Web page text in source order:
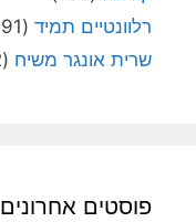
רלוונטיים תמיד (4,091)
שרית אונגר משיח (72)
פוסטים אחרונים